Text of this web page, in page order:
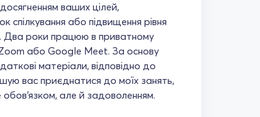
ваших цілей,
спілкування або підвищення рівня
Два роки працюю в приватному
або Google Meet. За основу
матеріали, відповідно до
вас приєднатися до моїх занять,
обов'язком, але й задоволенням.